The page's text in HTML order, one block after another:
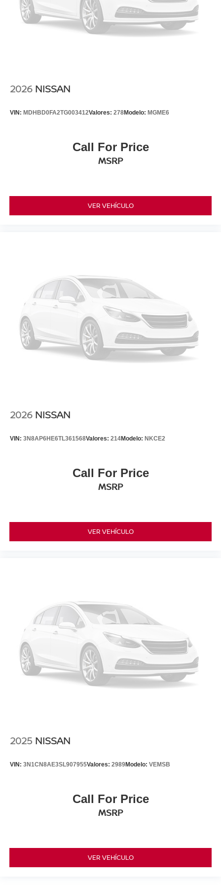
2026 NISSAN
VIN: MDHBD0FA2TG003412Valores: 278Modelo: MGME6
Call For Price
MSRP
VER VEHÍCULO
2026 NISSAN
VIN: 3N8AP6HE6TL361568Valores: 214Modelo: NKCE2
Call For Price
MSRP
VER VEHÍCULO
2025 NISSAN
VIN: 3N1CN8AE3SL907955Valores: 2989Modelo: VEMSB
Call For Price
MSRP
VER VEHÍCULO